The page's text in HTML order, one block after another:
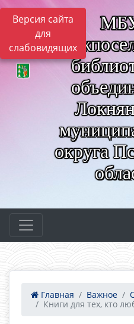
Версия сайта
для
слабовидящих
округа
Главная Важное
Книги для тех, кто